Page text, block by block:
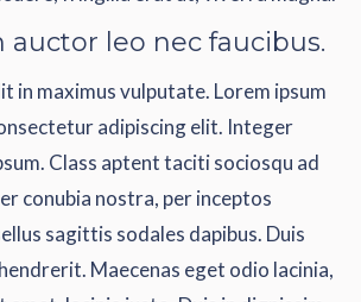
leo nec faucibus.
in maximus vulputate. Lorem ipsum
adipiscing elit. Integer
Class aptent taciti sociosqu ad
conubia nostra, per inceptos
sagittis sodales dapibus. Duis
Maecenas eget odio lacinia,